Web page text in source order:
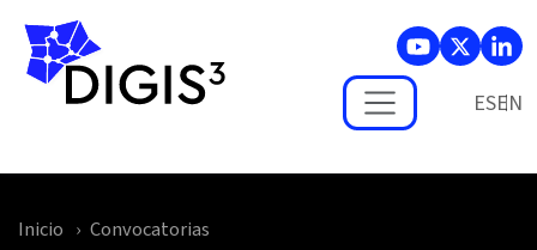
Skip to main content
ES
Inicio Convocatorias